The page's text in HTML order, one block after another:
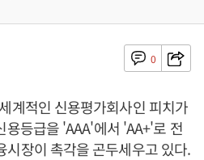
0
계적인 신용평가회사인 피치가
용등급을 'AAA'에서 'AA+'로 전
시장이 촉각을 곤두세우고 있다.